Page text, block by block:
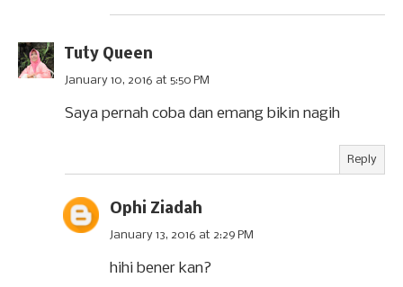
Tuty Queen
January 10, 2016 at 5:50 PM
Saya pernah coba dan emang bikin nagih
Reply
Ophi Ziadah
January 13, 2016 at 2:29 PM
hihi bener kan?